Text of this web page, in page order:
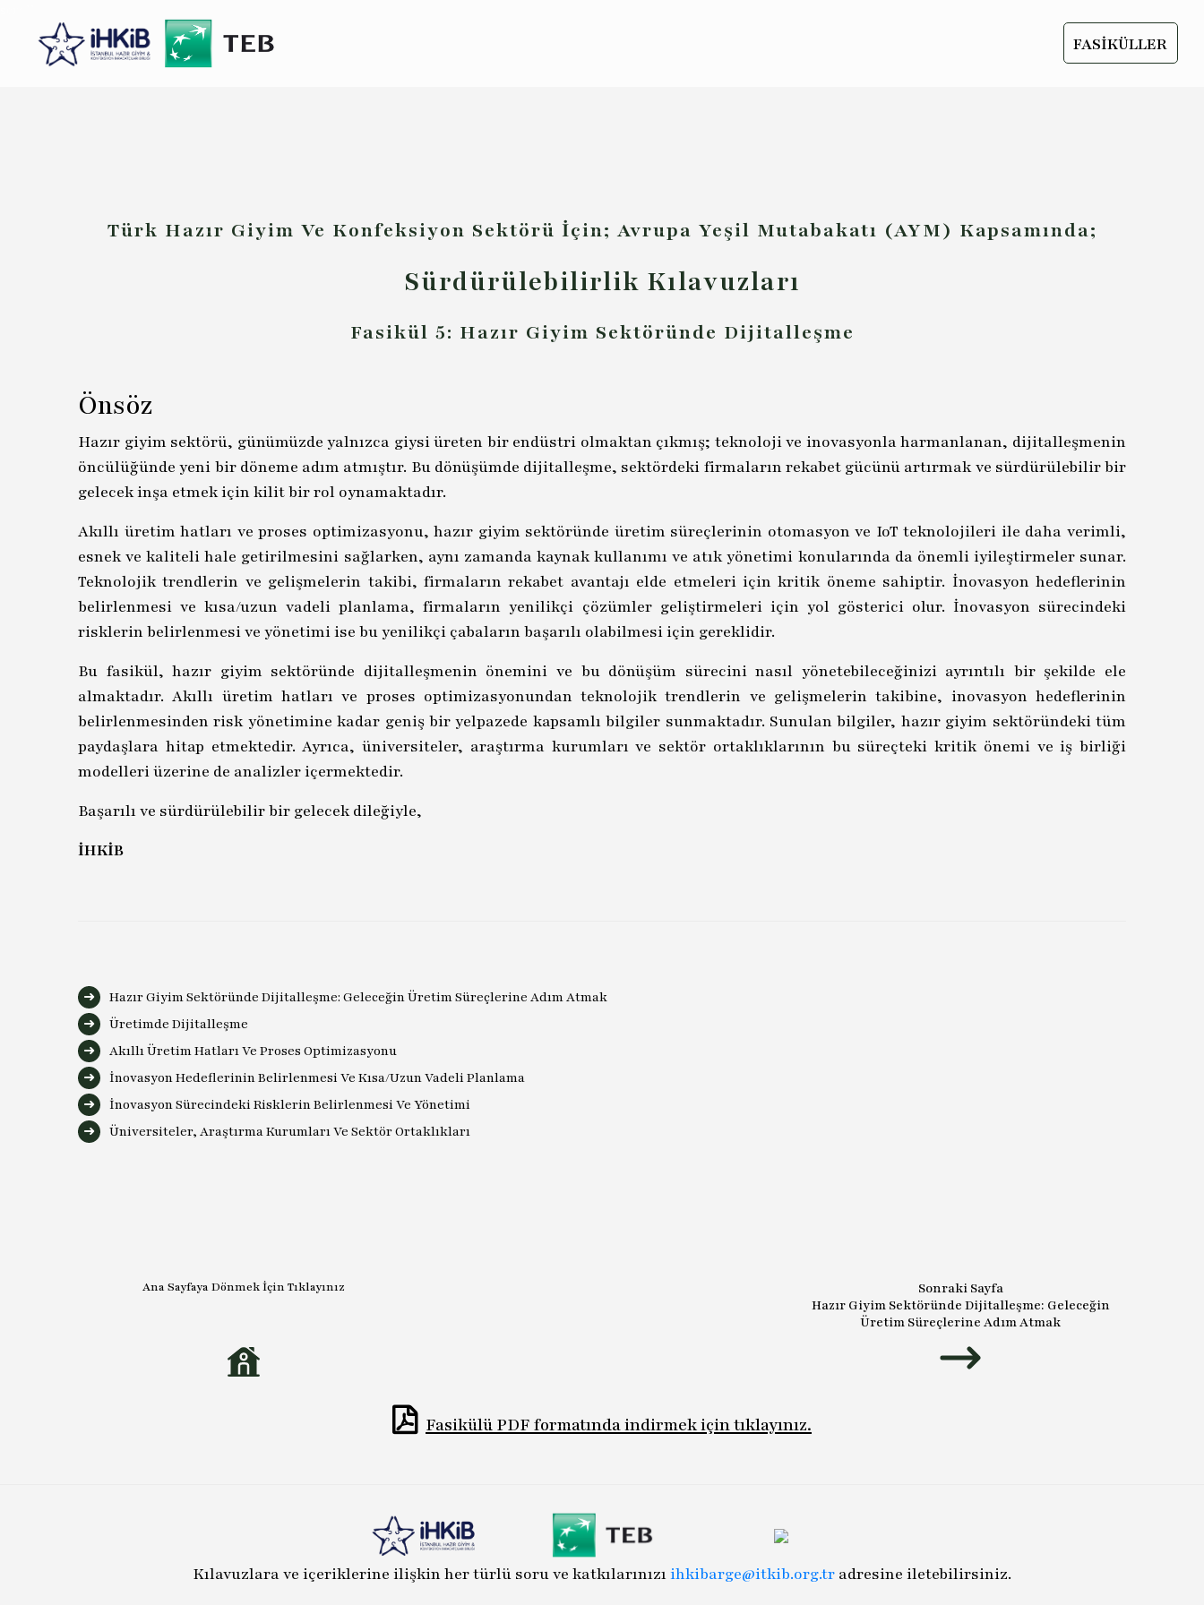
FASİKÜLLER
Türk Hazır Giyim Ve Konfeksiyon Sektörü İçin; Avrupa Yeşil Mutabakatı (AYM) Kapsamında;
Sürdürülebilirlik Kılavuzları
Fasikül 5: Hazır Giyim Sektöründe Dijitalleşme
Önsöz
Hazır giyim sektörü, günümüzde yalnızca giysi üreten bir endüstri olmaktan çıkmış; teknoloji ve inovasyonla harmanlanan, dijitalleşmenin
öncülüğünde yeni bir döneme adım atmıştır. Bu dönüşümde dijitalleşme, sektördeki firmaların rekabet gücünü artırmak ve sürdürülebilir bir
gelecek inşa etmek için kilit bir rol oynamaktadır.
Akıllı üretim hatları ve proses optimizasyonu, hazır giyim sektöründe üretim süreçlerinin otomasyon ve IoT teknolojileri ile daha verimli,
esnek ve kaliteli hale getirilmesini sağlarken, aynı zamanda kaynak kullanımı ve atık yönetimi konularında da önemli iyileştirmeler sunar.
Teknolojik trendlerin ve gelişmelerin takibi, firmaların rekabet avantajı elde etmeleri için kritik öneme sahiptir. İnovasyon hedeflerinin
belirlenmesi ve kısa/uzun vadeli planlama, firmaların yenilikçi çözümler geliştirmeleri için yol gösterici olur. İnovasyon sürecindeki
risklerin belirlenmesi ve yönetimi ise bu yenilikçi çabaların başarılı olabilmesi için gereklidir.
Bu fasikül, hazır giyim sektöründe dijitalleşmenin önemini ve bu dönüşüm sürecini nasıl yönetebileceğinizi ayrıntılı bir şekilde ele
almaktadır. Akıllı üretim hatları ve proses optimizasyonundan teknolojik trendlerin ve gelişmelerin takibine, inovasyon hedeflerinin
belirlenmesinden risk yönetimine kadar geniş bir yelpazede kapsamlı bilgiler sunmaktadır. Sunulan bilgiler, hazır giyim sektöründeki tüm
paydaşlara hitap etmektedir. Ayrıca, üniversiteler, araştırma kurumları ve sektör ortaklıklarının bu süreçteki kritik önemi ve iş birliği
modelleri üzerine de analizler içermektedir.
Başarılı ve sürdürülebilir bir gelecek dileğiyle,
İHKİB
Hazır Giyim Sektöründe Dijitalleşme: Geleceğin Üretim Süreçlerine Adım Atmak
Üretimde Dijitalleşme
Akıllı Üretim Hatları Ve Proses Optimizasyonu
İnovasyon Hedeflerinin Belirlenmesi Ve Kısa/Uzun Vadeli Planlama
İnovasyon Sürecindeki Risklerin Belirlenmesi Ve Yönetimi
Üniversiteler, Araştırma Kurumları Ve Sektör Ortaklıkları
Ana Sayfaya Dönmek İçin Tıklayınız
Sonraki Sayfa
Hazır Giyim Sektöründe Dijitalleşme: Geleceğin
Üretim Süreçlerine Adım Atmak
Fasikülü PDF formatında indirmek için tıklayınız.
Kılavuzlara ve içeriklerine ilişkin her türlü soru ve katkılarınızıihkibarge@itkib.org.tr adresine iletebilirsiniz.